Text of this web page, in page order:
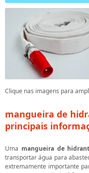
Clique nas imagens para
mangueira de
principais
Uma mangueira de
transportar água para
extremamente importante